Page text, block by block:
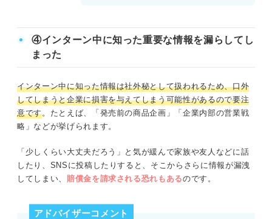
④インターン中に知った重要な情報を漏らしてし
まった
インターン中に知った情報は社外秘として扱われるため、口外
してしまうと企業に損害を与えてしまう可能性があるので要注
意です。たとえば、「発売前の商品企画」「企業内部の営業戦
略」などが挙げられます。
「少しくらい大丈夫だろう」と気が緩んで家族や友人などに話
したり、SNSに投稿したりすると、そこからさらに情報が漏洩
してしまい、
賠償金を請求される恐れもあるのです。
アドバイザーコメント